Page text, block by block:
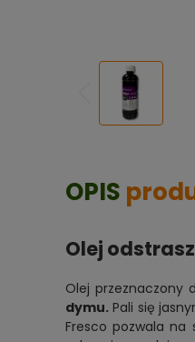
OPIS
Olej
Olej przeznaczony
dymu. Pali się
Fresco pozwala na